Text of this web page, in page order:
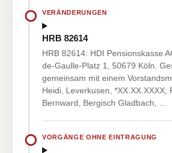
VERÄNDERUNGEN
HRB 82614
HRB 82614: HDI Pensionskasse
de-Gaulle-Platz 1, 50679 Köln.
gemeinsam mit einem
Heidi, Leverkusen, *XX.XX.XXXX;
Bernward, Bergisch Gladbach, …
VORGÄNGE OHNE EINTRAGUNG